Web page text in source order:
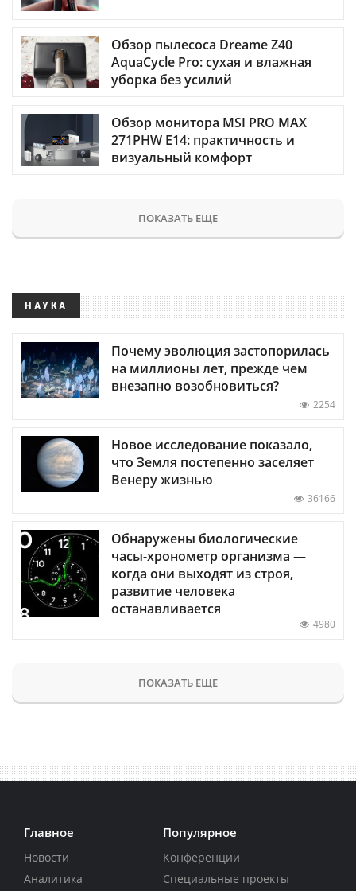
Обзор пылесоса Dreame Z40
AquaCycle Pro: сухая и влажная
уборка без усилий
Обзор монитора MSI PRO MAX
271PHW E14: практичность и
визуальный комфорт
ПОКАЗАТЬ ЕЩЕ
НАУКА
Почему эволюция застопорилась
на миллионы лет, прежде чем
внезапно возобновиться?
2254
Новое исследование показало,
что Земля постепенно заселяет
Венеру жизнью
36166
Обнаружены биологические
часы-хронометр организма —
когда они выходят из строя,
развитие человека
останавливается
4980
ПОКАЗАТЬ ЕЩЕ
Главное
Новости
Аналитика
Популярное
Конференции
Специальные проекты